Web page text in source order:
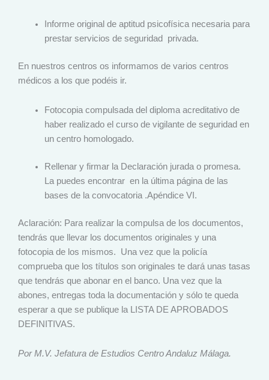
Informe original de aptitud psicofísica necesaria para
prestar servicios de seguridad privada.
En nuestros centros os informamos de varios centros
médicos a los que podéis ir.
Fotocopia compulsada del diploma acreditativo de
haber realizado el curso de vigilante de seguridad en
un centro homologado.
Rellenar y firmar la Declaración jurada o promesa.
La puedes encontrar en la última página de las
bases de la convocatoria .Apéndice VI.
Aclaración: Para realizar la compulsa de los documentos,
tendrás que llevar los documentos originales y una
fotocopia de los mismos. Una vez que la policía
comprueba que los títulos son originales te dará unas tasas
que tendrás que abonar en el banco. Una vez que la
abones, entregas toda la documentación y sólo te queda
esperar a que se publique la LISTA DE APROBADOS
DEFINITIVAS.
Por M.V. Jefatura de Estudios Centro Andaluz Málaga.